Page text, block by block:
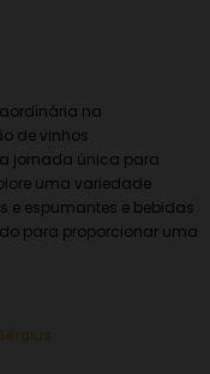
na
de vinhos
jornada única para
uma variedade
e espumantes e bebidas
para proporcionar uma